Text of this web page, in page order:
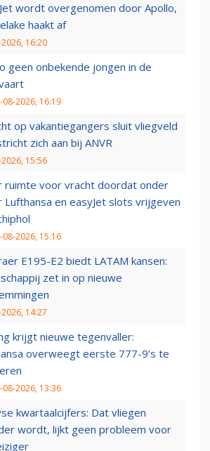
wordt overgenomen door Apollo,
haakt af
16:20
geen onbekende jongen in de
08-2026, 16:19
op vakantiegangers sluit vliegveld
zich aan bij ANVR
15:56
ruimte voor vracht doordat onder
Lufthansa en easyJet slots vrijgeven
08-2026, 15:16
E195-E2 biedt LATAM kansen:
zet in op nieuwe
14:27
krijgt nieuwe tegenvaller:
overweegt eerste 777-9’s te
08-2026, 13:36
kwartaalcijfers: Dat vliegen
wordt, lijkt geen probleem voor